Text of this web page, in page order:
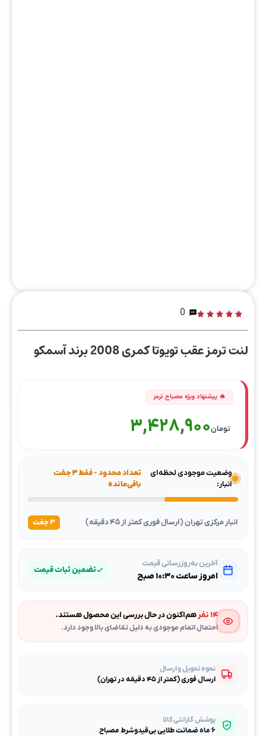
0
لنت ترمز عقب تویوتا کمری 2008 برند آسمکو
تومان3,428,900
وضعیت موجودی لحظه‌ای
انبار:
تعداد محدود - فقط ۳ جفت
باقی‌مانده
انبار مرکزی تهران (ارسال فوری کمتر از ۴۵ دقیقه) ۳ جفت
آخرین به‌روزرسانی قیمت
امروز ساعت ۱۰:۳۰ صبح
تضمین ثبات قیمت
۱۴ نفر هم‌اکنون در حال بررسی این محصول هستند.
احتمال اتمام موجودی به دلیل تقاضای بالا وجود دارد.
نحوه تحویل و ارسال
ارسال فوری (کمتر از ۴۵ دقیقه در تهران)
پوشش گارانتی کالا
۶ ماه ضمانت طلایی بی‌قیدوشرط مصباح